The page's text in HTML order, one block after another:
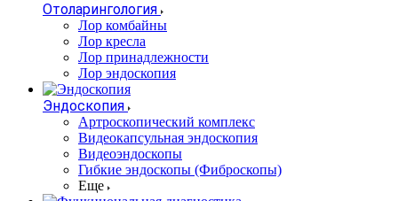
Отоларингология
Лор комбайны
Лор кресла
Лор принадлежности
Лор эндоскопия
Эндоскопия
Артроскопический комплекс
Видеокапсульная эндоскопия
Видеоэндоскопы
Гибкие эндоскопы (Фиброcкопы)
Еще